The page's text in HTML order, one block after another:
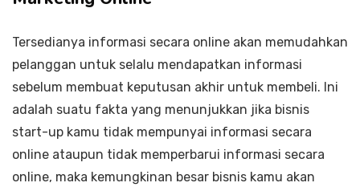
Tersedianya informasi secara online akan memudahkan
pelanggan untuk selalu mendapatkan informasi
sebelum membuat keputusan akhir untuk membeli. Ini
adalah suatu fakta yang menunjukkan jika bisnis
start-up kamu tidak mempunyai informasi secara
online ataupun tidak memperbarui informasi secara
online, maka kemungkinan besar bisnis kamu akan